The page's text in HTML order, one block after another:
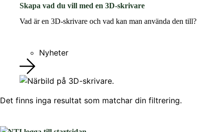
Skapa vad du vill med en 3D-skrivare
Vad är en 3D-skrivare och vad kan man använda den till?
Nyheter
Det finns inga resultat som matchar din filtrering.